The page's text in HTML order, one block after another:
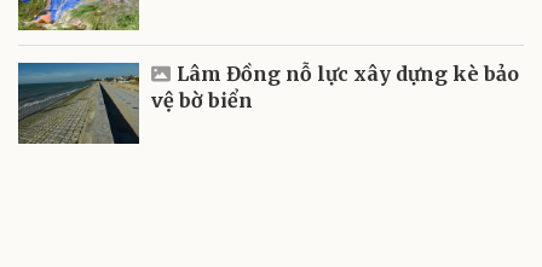
Lâm Đồng nỗ lực xây dựng kè bảo
vệ bờ biển